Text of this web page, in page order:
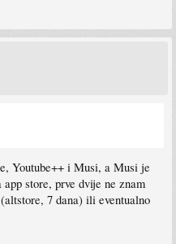
Youtube++ i Musi, a Musi je
store, prve dvije ne znam
7 dana) ili eventualno